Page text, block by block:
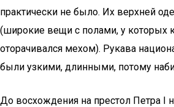
практически не было. Их верхней
(широкие вещи с полами, у которых
оторачивался мехом). Рукава
были узкими, длинными, потому
До восхождения на престол Петра I